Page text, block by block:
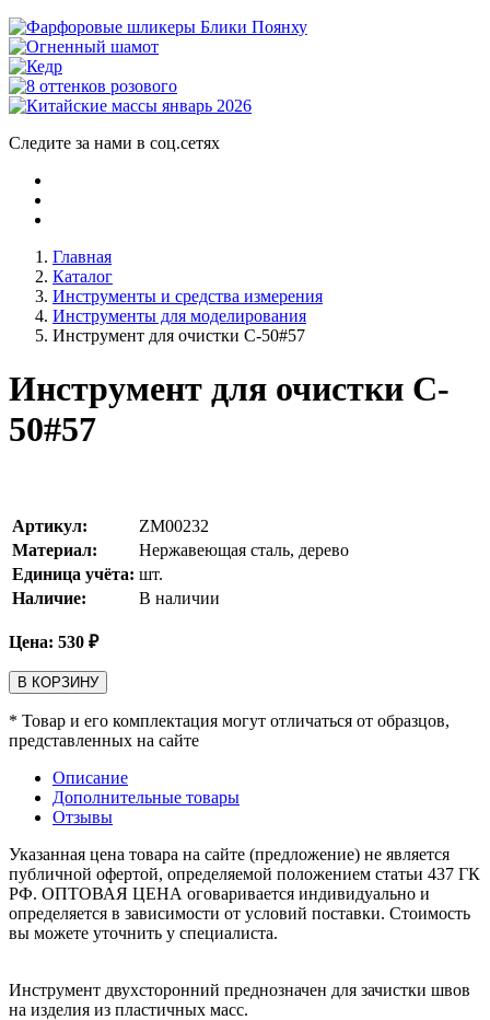
Следите за нами в соц.сетях
Главная
Каталог
Инструменты и средства измерения
Инструменты для моделирования
Инструмент для очистки C-50#57
Инструмент для очистки C-
50#57
Артикул:
ZM00232
Материал:
Нержавеющая сталь, дерево
Единица учёта: шт.
Наличие:
В наличии
Цена: 530 ₽
В КОРЗИНУ
* Товар и его комплектация могут отличаться от образцов,
представленных на сайте
Описание
Дополнительные товары
Отзывы
Указанная цена товара на сайте (предложение) не является
публичной офертой, определяемой положением статьи 437 ГК
РФ. ОПТОВАЯ ЦЕНА оговаривается индивидуально и
определяется в зависимости от условий поставки. Стоимость
вы можете уточнить у специалиста.
Инструмент двухсторонний преднозначен для зачистки швов
на изделия из пластичных масс.